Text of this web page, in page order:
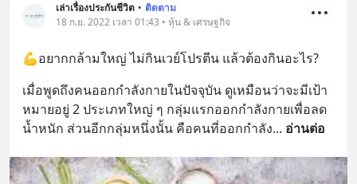
เล่าเรื่องประกันชีวิต • ติดตาม
18 ก.ย. 2022 เวลา 01:43 • หุ้น & เศรษฐกิจ
💪อยากกล้ามใหญ่ ไม่กินเวย์โปรตีน แล้วต้องกินอะไร?
เมื่อพูดถึงคนออกกำลังกายในปัจจุบัน ดูเหมือนว่าจะมีเป้า
หมายอยู่ 2 ประเภทใหญ่ ๆ กลุ่มแรกออกกำลังกายเพื่อลด
น้ำหนัก ส่วนอีกกลุ่มหนึ่งนั้น คือคนที่ออกกำลัง... อ่านต่อ